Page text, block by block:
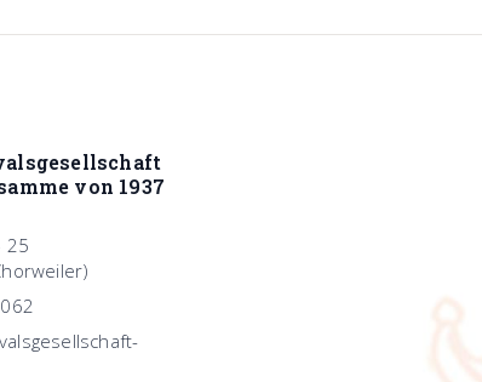
von 1937
25